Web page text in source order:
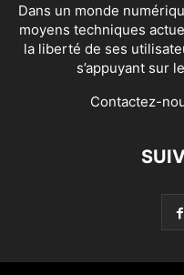
Dans un monde
moyens techniques
la liberté de ses
s’appuyant sur
Contactez-